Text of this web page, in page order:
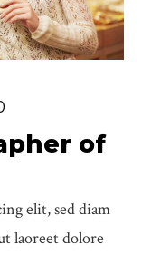
of
elit, sed diam
laoreet dolore